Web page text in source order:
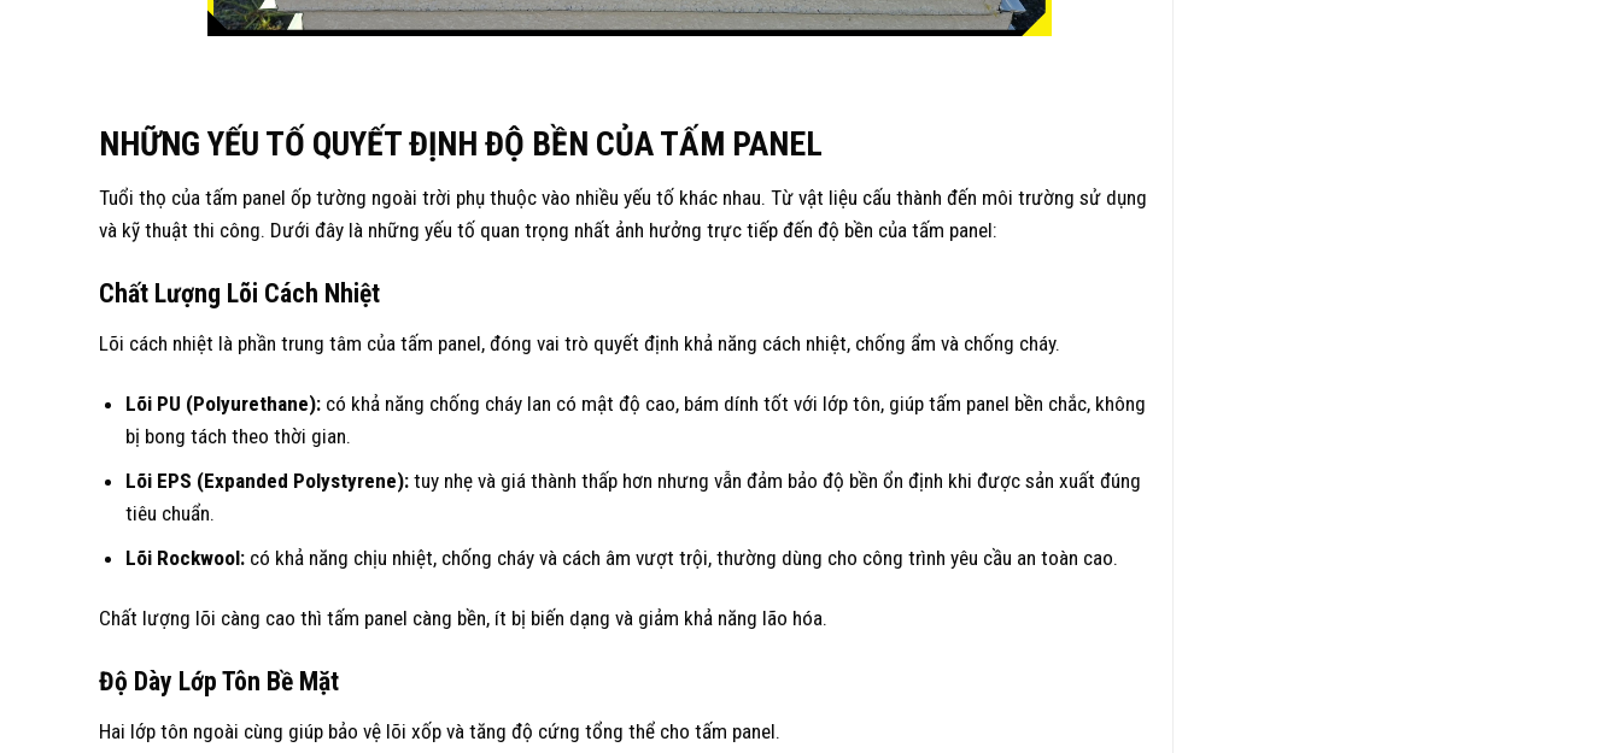
NHỮNG YẾU TỐ QUYẾT ĐỊNH ĐỘ BỀN CỦA TẤM PANEL
Tuổi thọ của tấm panel ốp tường ngoài trời phụ thuộc vào nhiều yếu tố khác nhau. Từ vật liệu cấu thành đến môi trường sử dụng
và kỹ thuật thi công. Dưới đây là những yếu tố quan trọng nhất ảnh hưởng trực tiếp đến độ bền của tấm panel:
Chất Lượng Lõi Cách Nhiệt
Lõi cách nhiệt là phần trung tâm của tấm panel, đóng vai trò quyết định khả năng cách nhiệt, chống ẩm và chống cháy.
Lõi PU (Polyurethane): có khả năng chống cháy lan có mật độ cao, bám dính tốt với lớp tôn, giúp tấm panel bền chắc, không
bị bong tách theo thời gian.
Lõi EPS (Expanded Polystyrene): tuy nhẹ và giá thành thấp hơn nhưng vẫn đảm bảo độ bền ổn định khi được sản xuất đúng
tiêu chuẩn.
Lõi Rockwool: có khả năng chịu nhiệt, chống cháy và cách âm vượt trội, thường dùng cho công trình yêu cầu an toàn cao.
Chất lượng lõi càng cao thì tấm panel càng bền, ít bị biến dạng và giảm khả năng lão hóa.
Độ Dày Lớp Tôn Bề Mặt
Hai lớp tôn ngoài cùng giúp bảo vệ lõi xốp và tăng độ cứng tổng thể cho tấm panel.